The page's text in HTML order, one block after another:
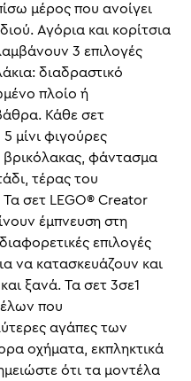
μέρος που ανοίγει
Αγόρια και κορίτσια
3 επιλογές
διαδραστικό
πλοίο ή
Κάθε σετ
μίνι φιγούρες
φάντασμα
τέρας του
σετ LEGO® Creator
έμπνευση στη
επιλογές
να κατασκευάζουν και
ξανά. Τα σετ 3σε1
που
αγάπες των
οχήματα, εκπληκτικά
ότι τα μοντέλα